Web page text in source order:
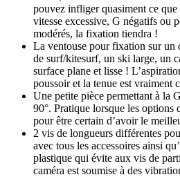
pouvez infliger quasiment ce
vitesse excessive, G négatifs ou
modérés, la fixation tiendra !
La ventouse pour fixation sur un
de surf/kitesurf, un ski large, un
surface plane et lisse !
poussoir et la tenue est vraiment
Une petite pièce permettant à la
90°. Pratique lorsque les options
pour être certain d’avoir le
2 vis de longueurs différentes
avec tous les accessoires ainsi
plastique qui évite aux vis de
caméra est soumise à des